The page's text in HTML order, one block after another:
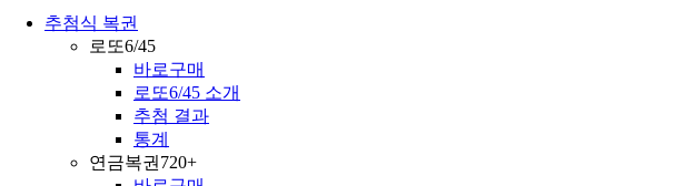
추첨식 복권
로또6/45
바로구매
로또6/45 소개
추첨 결과
통계
연금복권720+